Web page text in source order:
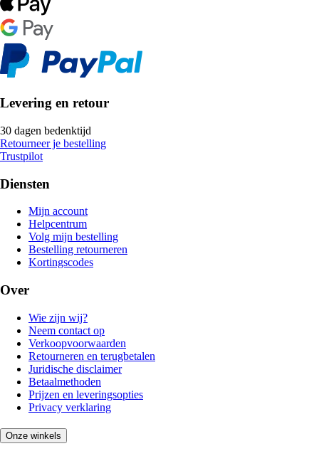
Levering en retour
30 dagen bedenktijd
Retourneer je bestelling
Trustpilot
Diensten
Mijn account
Helpcentrum
Volg mijn bestelling
Bestelling retourneren
Kortingscodes
Over
Wie zijn wij?
Neem contact op
Verkoopvoorwaarden
Retourneren en terugbetalen
Juridische disclaimer
Betaalmethoden
Prijzen en leveringsopties
Privacy verklaring
Onze winkels